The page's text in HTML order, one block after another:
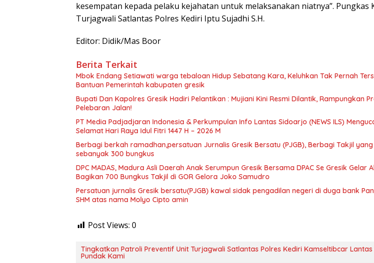
kesempatan kepada pelaku kejahatan untuk melaksanakan niatnya”. Pungkas
Turjagwali Satlantas Polres Kediri Iptu Sujadhi S.H.
Editor: Didik/Mas Boor
Berita Terkait
Mbok Endang Setiawati warga tebaloan Hidup Sebatang Kara, Keluhkan Tak Pernah
Bantuan Pemerintah kabupaten gresik
​Bupati Dan Kapolres Gresik Hadiri Pelantikan : Mujiani Kini Resmi Dilantik, Rampungkan
Pelebaran Jalan!
PT Media Padjadjaran Indonesia & Perkumpulan Info Lantas Sidoarjo (NEWS ILS)
Selamat Hari Raya Idul Fitri 1447 H – 2026 M
Berbagi berkah ramadhan,persatuan Jurnalis Gresik Bersatu (PJGB), Berbagi Takjil
sebanyak 300 bungkus
DPC MADAS, Madura Asli Daerah Anak Serumpun Gresik Bersama DPAC Se Gresik Gelar
Bagikan 700 Bungkus Takjil di GOR Gelora Joko Samudro
Persatuan jurnalis Gresik bersatu(PJGB) kawal sidak pengadilan negeri di duga bank
SHM atas nama Molyo Cipto amin
Post Views: 0
Tingkatkan Patroli Preventif Unit Turjagwali Satlantas Polres Kediri Kamseltibcar
Pundak Kami